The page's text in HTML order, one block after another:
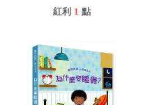
紅利 1 點